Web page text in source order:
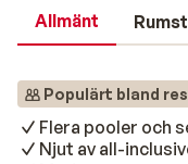
Allmänt
Populärt bland
Flera pooler och
Njut av all-